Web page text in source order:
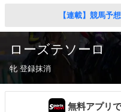
【連載】競馬予
ローズテソーロ
牝 登録抹消
無料アプリ